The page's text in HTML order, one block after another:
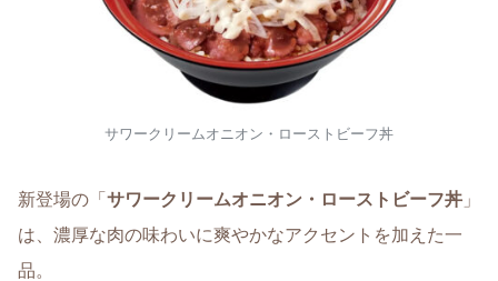
サワークリームオニオン・ローストビーフ丼
新登場の「 サワークリームオニオン・ローストビーフ丼 」
は、濃厚な肉の味わいに爽やかなアクセントを加えた一
品。